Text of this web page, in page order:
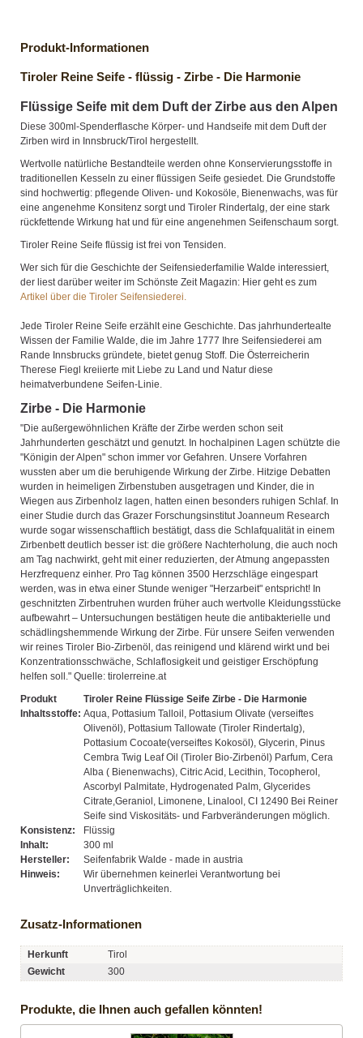
Produkt-Informationen
Tiroler Reine Seife - flüssig - Zirbe - Die Harmonie
Flüssige Seife mit dem Duft der Zirbe aus den Alpen
Diese 300ml-Spenderflasche Körper- und Handseife mit dem Duft der
Zirben wird in Innsbruck/Tirol hergestellt.
Wertvolle natürliche Bestandteile werden ohne Konservierungsstoffe in
traditionellen Kesseln zu einer flüssigen Seife gesiedet. Die Grundstoffe
sind hochwertig: pflegende Oliven- und Kokosöle, Bienenwachs, was für
eine angenehme Konsitenz sorgt und Tiroler Rindertalg, der eine stark
rückfettende Wirkung hat und für eine angenehmen Seifenschaum sorgt.
Tiroler Reine Seife flüssig ist frei von Tensiden.
Wer sich für die Geschichte der Seifensiederfamilie Walde interessiert,
der liest darüber weiter im Schönste Zeit Magazin: Hier geht es zum
Artikel über die Tiroler Seifensiederei.
Jede Tiroler Reine Seife erzählt eine Geschichte. Das jahrhundertealte
Wissen der Familie Walde, die im Jahre 1777 Ihre Seifensiederei am
Rande Innsbrucks gründete, bietet genug Stoff. Die Österreicherin
Therese Fiegl kreiierte mit Liebe zu Land und Natur diese
heimatverbundene Seifen-Linie.
Zirbe - Die Harmonie
"Die außergewöhnlichen Kräfte der Zirbe werden schon seit
Jahrhunderten geschätzt und genutzt. In hochalpinen Lagen schützte die
"Königin der Alpen" schon immer vor Gefahren. Unsere Vorfahren
wussten aber um die beruhigende Wirkung der Zirbe. Hitzige Debatten
wurden in heimeligen Zirbenstuben ausgetragen und Kinder, die in
Wiegen aus Zirbenholz lagen, hatten einen besonders ruhigen Schlaf. In
einer Studie durch das Grazer Forschungsinstitut Joanneum Research
wurde sogar wissenschaftlich bestätigt, dass die Schlafqualität in einem
Zirbenbett deutlich besser ist: die größere Nachterholung, die auch noch
am Tag nachwirkt, geht mit einer reduzierten, der Atmung angepassten
Herzfrequenz einher. Pro Tag können 3500 Herzschläge eingespart
werden, was in etwa einer Stunde weniger "Herzarbeit" entspricht! In
geschnitzten Zirbentruhen wurden früher auch wertvolle Kleidungsstücke
aufbewahrt – Untersuchungen bestätigen heute die antibakterielle und
schädlingshemmende Wirkung der Zirbe. Für unsere Seifen verwenden
wir reines Tiroler Bio-Zirbenöl, das reinigend und klärend wirkt und bei
Konzentrationsschwäche, Schlaflosigkeit und geistiger Erschöpfung
helfen soll." Quelle: tirolerreine.at
Produkt
Tiroler Reine Flüssige Seife Zirbe - Die Harmonie
Inhaltsstoffe: Aqua, Pottasium Talloil, Pottasium Olivate (verseiftes
Olivenöl), Pottasium Tallowate (Tiroler Rindertalg),
Pottasium Cocoate(verseiftes Kokosöl), Glycerin, Pinus
Cembra Twig Leaf Oil (Tiroler Bio-Zirbenöl) Parfum, Cera
Alba ( Bienenwachs), Citric Acid, Lecithin, Tocopherol,
Ascorbyl Palmitate, Hydrogenated Palm, Glycerides
Citrate,Geraniol, Limonene, Linalool, CI 12490 Bei Reiner
Seife sind Viskositäts- und Farbveränderungen möglich.
Konsistenz:
Flüssig
Inhalt:
300 ml
Hersteller:
Seifenfabrik Walde - made in austria
Hinweis:
Wir übernehmen keinerlei Verantwortung bei
Unverträglichkeiten.
Zusatz-Informationen
Herkunft
Tirol
Gewicht
300
Produkte, die Ihnen auch gefallen könnten!